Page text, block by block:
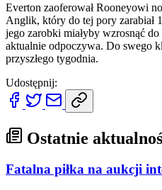
Everton zaoferował Rooneyowi
Anglik, który do tej pory zarabiał
jego zarobki miałyby wzrosnąć
aktualnie odpoczywa. Do swego
przyszłego tygodnia.
Udostępnij:
Ostatnie
Fatalna piłka na aukcji